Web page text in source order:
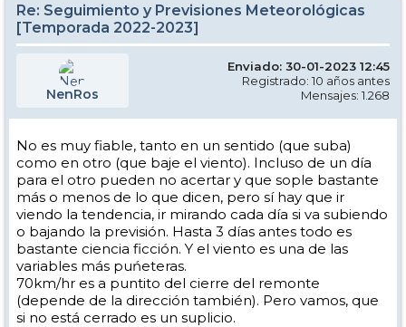
Re: Seguimiento y Previsiones Meteorológicas
[Temporada 2022-2023]
NenRos
Enviado: 30-01-2023 12:45
Registrado: 10 años antes
Mensajes: 1.268
No es muy fiable, tanto en un sentido (que suba)
como en otro (que baje el viento). Incluso de un día
para el otro pueden no acertar y que sople bastante
más o menos de lo que dicen, pero sí hay que ir
viendo la tendencia, ir mirando cada día si va subiendo
o bajando la previsión. Hasta 3 días antes todo es
bastante ciencia ficción. Y el viento es una de las
variables más puńeteras.
70km/hr es a puntito del cierre del remonte
(depende de la dirección también). Pero vamos, que
si no está cerrado es un suplicio.